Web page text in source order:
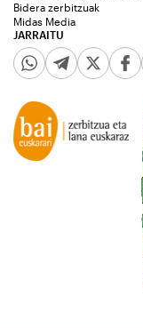
JARRAITU
Bidera zerbitzuak
Midas Media